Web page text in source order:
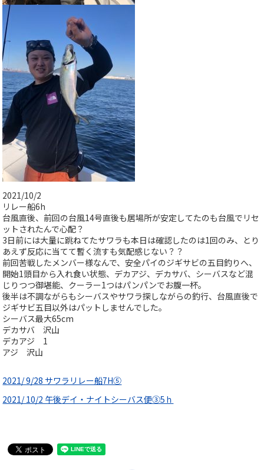
2021/10/2
リレー船6h
台風直後、前回の台風14号直後も居場所が安定してたのも台風でリセ
ットされたんで心配？
3日前には大量に跳ねてたサワラも本日は確認したのは1回のみ、とり
あえず反応に当てて暫く流すも気配感じない？？
前回苦戦したメンバー様なんで、安全パイのジギサビの五目釣りへ、
開始1頭目から入れ食い状態、デカアジ、デカサバ、シーバスなど混
じりつつ御堪能、クーラー1つはパンパンでお腹一杯。
後半は不調ながらもシーバスやサワラ探しながらの釣行、台風直後で
ジギサビ五目以外はパットしませんでした。
シーバス最大65cm
デカサバ 沢山
デカアジ 1
アジ 沢山
2021/ 9/28 サワラリレー船7H⑤
2021/ 10/2 午後デイ・ナイトシーバス便③5ｈ